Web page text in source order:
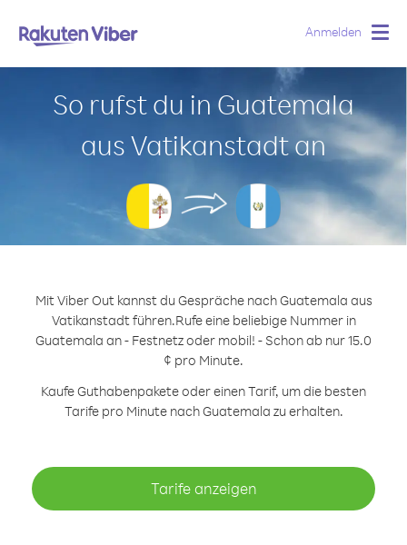
Anmelden
So rufst du in Guatemala
aus Vatikanstadt an
Mit Viber Out kannst du Gespräche nach Guatemala aus
Vatikanstadt führen.Rufe eine beliebige Nummer in
Guatemala an - Festnetz oder mobil! - Schon ab nur 15.0
¢ pro Minute.
Kaufe Guthabenpakete oder einen Tarif, um die besten
Tarife pro Minute nach Guatemala zu erhalten.
Tarife anzeigen